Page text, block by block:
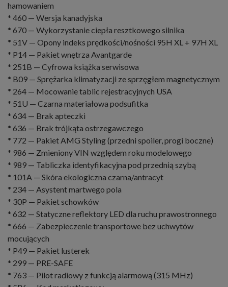
hamowaniem
* 460 — Wersja kanadyjska
* 670 — Wykorzystanie ciepła resztkowego silnika
* 51V — Opony indeks prędkości/nośności 95H XL + 97H XL
* P14 — Pakiet wnętrza Avantgarde
* 251B — Cyfrowa książka serwisowa
* B09 — Sprężarka klimatyzacji ze sprzęgłem magnetycznym
* 264 — Mocowanie tablic rejestracyjnych USA
* 51U — Czarna materiałowa podsufitka
* 634 — Brak apteczki
* 636 — Brak trójkąta ostrzegawczego
* 772 — Pakiet AMG Styling (przedni spoiler, progi boczne)
* 986 — Zmieniony VIN względem roku modelowego
* 989 — Tabliczka identyfikacyjna pod przednią szybą
* 101A — Skóra ekologiczna czarna/antracyt
* 234 — Asystent martwego pola
* 30P — Pakiet schowków
* 632 — Statyczne reflektory LED dla ruchu prawostronnego
* 666 — Zabezpieczenie transportowe bez uchwytów
mocujących
* P49 — Pakiet lusterek
* 299 — PRE-SAFE
* 763 — Pilot radiowy z funkcją alarmową (315 MHz)